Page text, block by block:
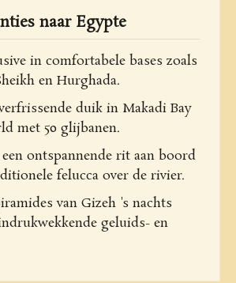
naar Egypte
in comfortabele bases zoals
en Hurghada.
duik in Makadi Bay
met 50 glijbanen.
ontspannende rit aan boord
felucca over de rivier.
van Gizeh 's nachts
geluids- en